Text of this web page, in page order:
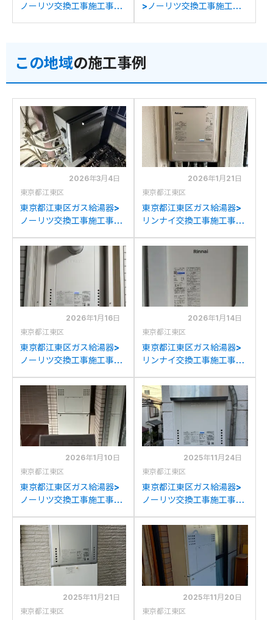
ノーリツ交換工事施工事
換
>ノーリツ交換工事施工事
交換
この地域の施工事例
2026年3月4日
東京都江東区
東京都江東区ガス給湯器>
ノーリツ交換工事施工事
S2000AR-1からノーリツ
GT-C2072SAR BLへの交
換
2026年1月21日
東京都江東区
東京都江東区ガス給湯器>
リンナイ交換工事施工事
2801BRSSW3Q-Cからリ
への交換
2026年1月16日
東京都江東区
東京都江東区ガス給湯器>
ノーリツ交換工事施工事
2428(S)AWX-Tからノー
リツGT-2470SAW-T BL
への交換
2026年1月14日
東京都江東区
東京都江東区ガス給湯器>
リンナイ交換工事施工事
16C2からリンナイRUX-
A1616T-L(A)-Eへの交換
2026年1月10日
東京都江東区
東京都江東区ガス給湯器>
ノーリツ交換工事施工事
C2428AWX3H-Lからノ
ーリツGTH-
C2460AW3H-L-1BLへの
交換
2025年11月24日
東京都江東区
東京都江東区ガス給湯器>
ノーリツ交換工事施工事
1627AWXからノーリツ
GT-2070AW BLへの交換
2025年11月21日
東京都江東区
2025年11月20日
東京都江東区